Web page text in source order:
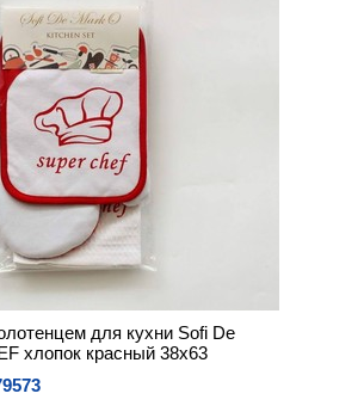
для кухни Sofi De
хлопок красный 38х63